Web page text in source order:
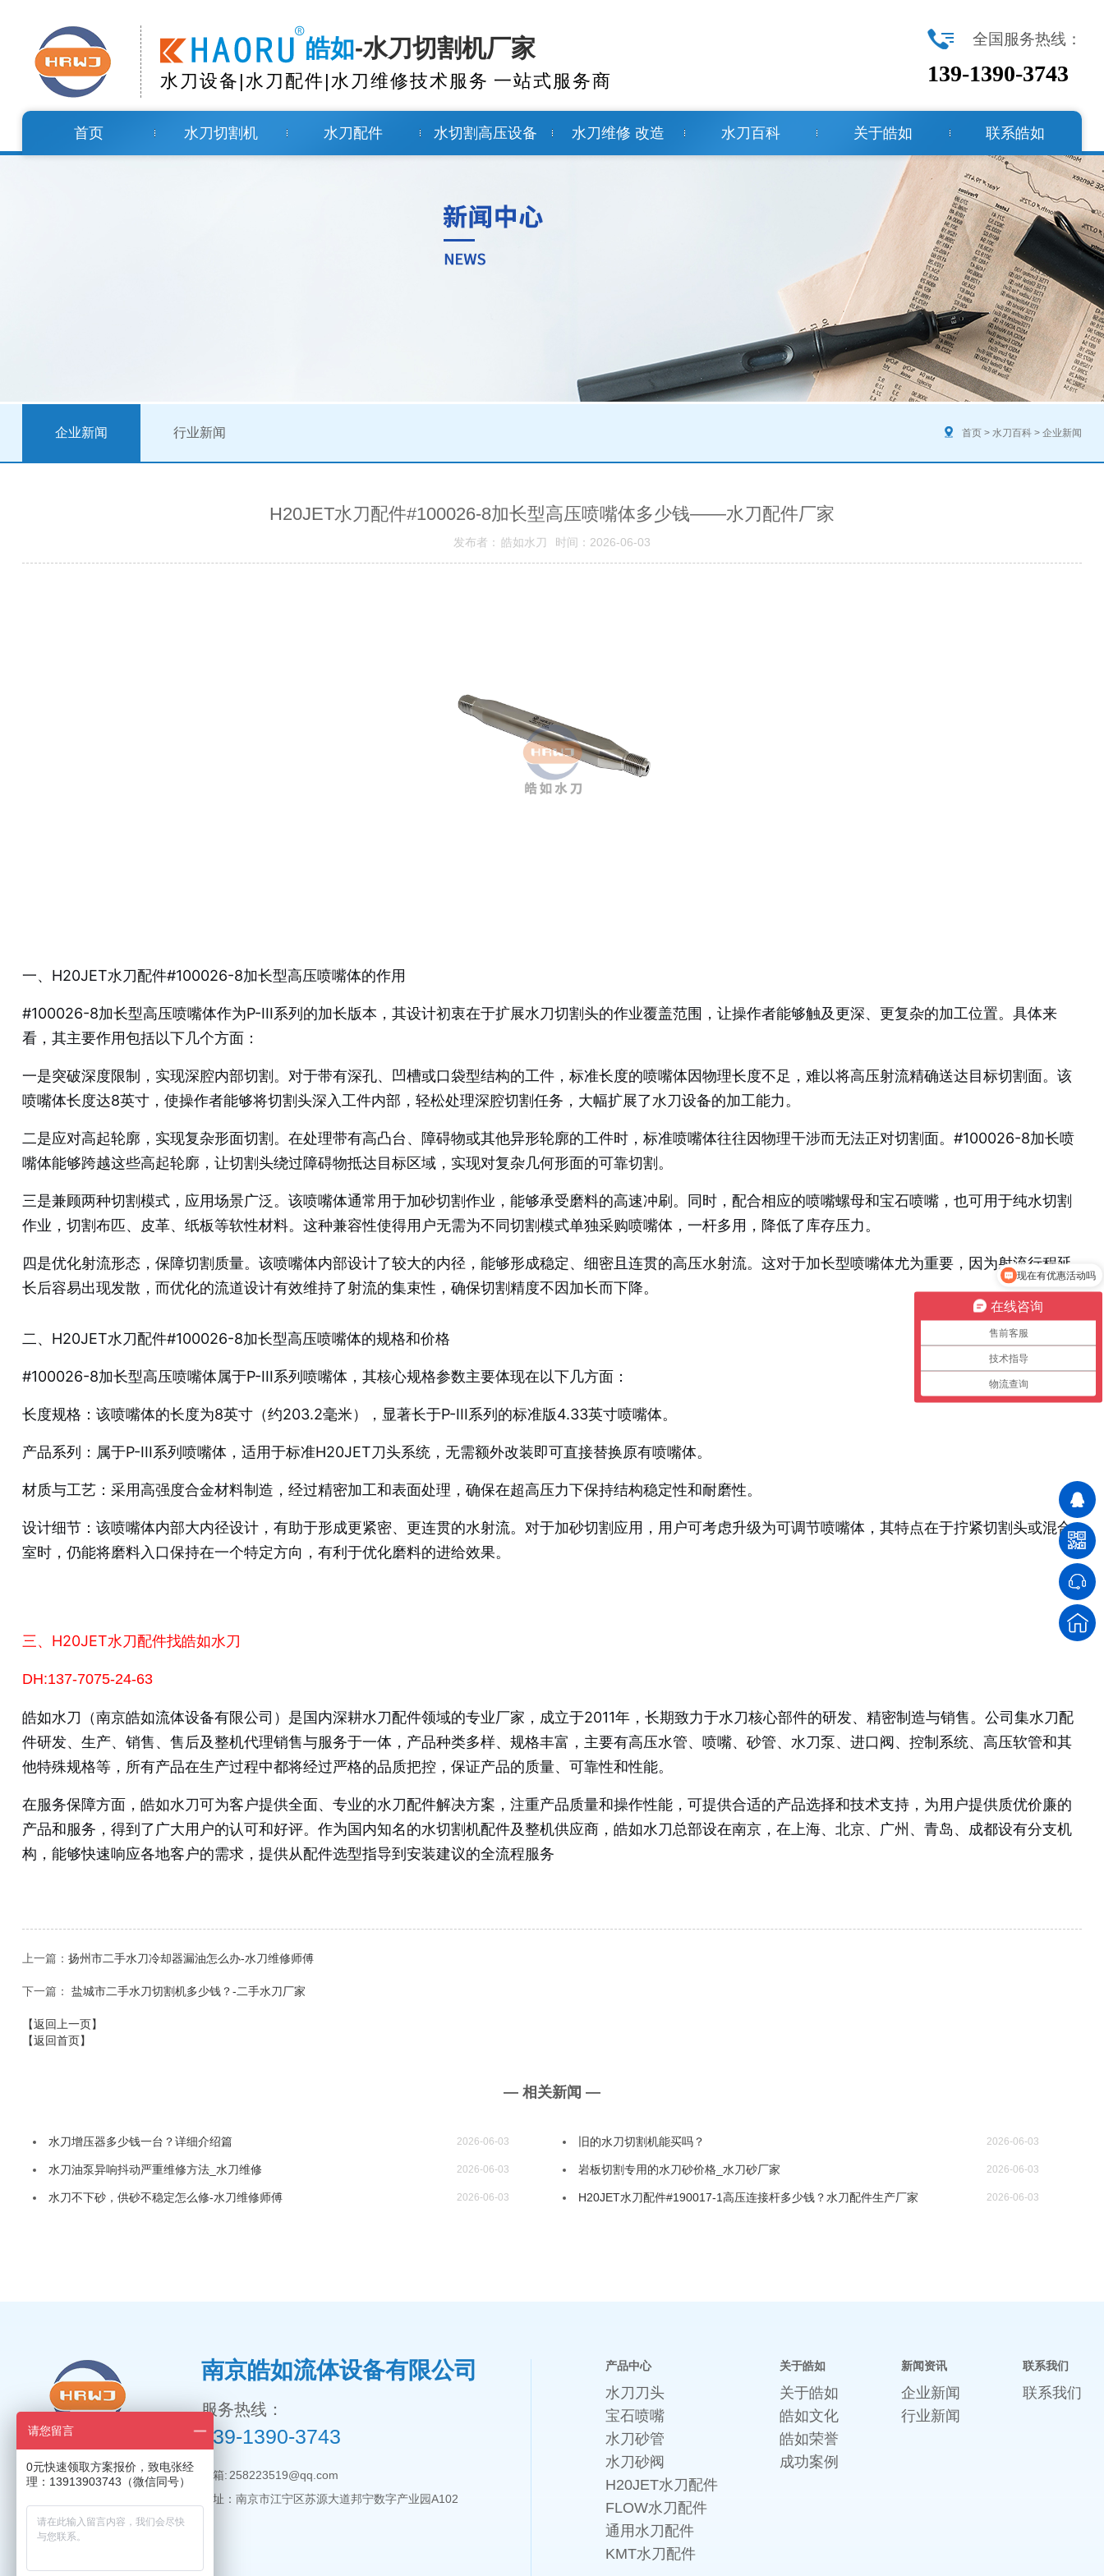
皓如-水刀切割机厂家
水刀设备|水刀配件|水刀维修技术服务 一站式服务商
全国服务热线：
139-1390-3743
首页 水刀切割机 水刀配件 水切割高压设备 水刀维修 改造 水刀百科 关于皓如 联系皓如
企业新闻 行业新闻 首页 >水刀百科 >企业新闻
H20JET水刀配件#100026-8加长型高压喷嘴体多少钱——水刀配件厂家
发布者： 皓如水刀 时间：2026-06-03
一、H20JET水刀配件#100026-8加长型高压喷嘴体的作用
#100026-8加长型高压喷嘴体作为P-III系列的加长版本，其设计初衷在于扩展水刀切割头的作业覆盖范围，让操作者能够触及更深、更复杂的加工位置。具体来
看，其主要作用包括以下几个方面：
一是突破深度限制，实现深腔内部切割。对于带有深孔、凹槽或口袋型结构的工件，标准长度的喷嘴体因物理长度不足，难以将高压射流精确送达目标切割面。该
喷嘴体长度达8英寸，使操作者能够将切割头深入工件内部，轻松处理深腔切割任务，大幅扩展了水刀设备的加工能力。
二是应对高起轮廓，实现复杂形面切割。在处理带有高凸台、障碍物或其他异形轮廓的工件时，标准喷嘴体往往因物理干涉而无法正对切割面。#100026-8加长喷
嘴体能够跨越这些高起轮廓，让切割头绕过障碍物抵达目标区域，实现对复杂几何形面的可靠切割。
三是兼顾两种切割模式，应用场景广泛。该喷嘴体通常用于加砂切割作业，能够承受磨料的高速冲刷。同时，配合相应的喷嘴螺母和宝石喷嘴，也可用于纯水切割
作业，切割布匹、皮革、纸板等软性材料。这种兼容性使得用户无需为不同切割模式单独采购喷嘴体，一杆多用，降低了库存压力。
四是优化射流形态，保障切割质量。该喷嘴体内部设计了较大的内径，能够形成稳定、细密且连贯的高压水射流。这对于加长型喷嘴体尤为重要，因为射流行程延
长后容易出现发散，而优化的流道设计有效维持了射流的集束性，确保切割精度不因加长而下降。
二、H20JET水刀配件#100026-8加长型高压喷嘴体的规格和价格
#100026-8加长型高压喷嘴体属于P-III系列喷嘴体，其核心规格参数主要体现在以下几方面：
长度规格：该喷嘴体的长度为8英寸（约203.2毫米），显著长于P-III系列的标准版4.33英寸喷嘴体。
产品系列：属于P-III系列喷嘴体，适用于标准H20JET刀头系统，无需额外改装即可直接替换原有喷嘴体。
材质与工艺：采用高强度合金材料制造，经过精密加工和表面处理，确保在超高压力下保持结构稳定性和耐磨性。
设计细节：该喷嘴体内部大内径设计，有助于形成更紧密、更连贯的水射流。对于加砂切割应用，用户可考虑升级为可调节喷嘴体，其特点在于拧紧切割头或混合
室时，仍能将磨料入口保持在一个特定方向，有利于优化磨料的进给效果。
三、H20JET水刀配件找皓如水刀
DH:137-7075-24-63
皓如水刀（南京皓如流体设备有限公司）是国内深耕水刀配件领域的专业厂家，成立于2011年，长期致力于水刀核心部件的研发、精密制造与销售。公司集水刀配
件研发、生产、销售、售后及整机代理销售与服务于一体，产品种类多样、规格丰富，主要有高压水管、喷嘴、砂管、水刀泵、进口阀、控制系统、高压软管和其
他特殊规格等，所有产品在生产过程中都将经过严格的品质把控，保证产品的质量、可靠性和性能。
在服务保障方面，皓如水刀可为客户提供全面、专业的水刀配件解决方案，注重产品质量和操作性能，可提供合适的产品选择和技术支持，为用户提供质优价廉的
产品和服务，得到了广大用户的认可和好评。作为国内知名的水切割机配件及整机供应商，皓如水刀总部设在南京，在上海、北京、广州、青岛、成都设有分支机
构，能够快速响应各地客户的需求，提供从配件选型指导到安装建议的全流程服务
上一篇： 扬州市二手水刀冷却器漏油怎么办-水刀维修师傅
下一篇： 盐城市二手水刀切割机多少钱？-二手水刀厂家
【返回上一页】
【返回首页】
— 相关新闻 —
水刀增压器多少钱一台？详细介绍篇 2026-06-03 旧的水刀切割机能买吗？ 2026-06-03
水刀油泵异响抖动严重维修方法_水刀维修 2026-06-03 岩板切割专用的水刀砂价格_水刀砂厂家 2026-06-03
水刀不下砂，供砂不稳定怎么修-水刀维修师傅 2026-06-03 H20JET水刀配件#190017-1高压连接杆多少钱？水刀配件生产厂家 2026-06-03
南京皓如流体设备有限公司
服务热线：
139-1390-3743
邮箱: 258223519@qq.com
地址：南京市江宁区苏源大道邦宁数字产业园A102
产品中心
水刀刀头
宝石喷嘴
水刀砂管
水刀砂阀
H20JET水刀配件
FLOW水刀配件
通用水刀配件
KMT水刀配件
关于皓如
关于皓如
皓如文化
皓如荣誉
成功案例
新闻资讯
企业新闻
行业新闻
联系我们
联系我们
在线咨询
售前客服
技术指导
物流查询
可以给我一下报价吗
请您留言
0元快速领取方案报价，致电张经
理：13913903743（微信同号）